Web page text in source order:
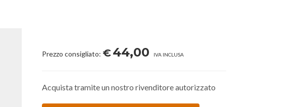
Prezzo consigliato: €44,00 IVA INCLUSA
Acquista tramite un nostro rivenditore autorizzato